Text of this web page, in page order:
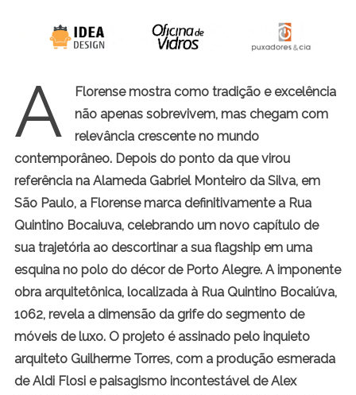
A
Florense mostra como tradição e excelência
não apenas sobrevivem, mas chegam com
relevância crescente no mundo
contemporâneo. Depois do ponto da que virou
referência na Alameda Gabriel Monteiro da Silva, em
São Paulo, a Florense marca definitivamente a Rua
Quintino Bocaiuva, celebrando um novo capítulo de
sua trajetória ao descortinar a sua flagship em uma
esquina no polo do décor de Porto Alegre. A imponente
obra arquitetônica, localizada à Rua Quintino Bocaiúva,
1062, revela a dimensão da grife do segmento de
móveis de luxo. O projeto é assinado pelo inquieto
arquiteto Guilherme Torres, com a produção esmerada
de Aldi Flosi e paisagismo incontestável de Alex